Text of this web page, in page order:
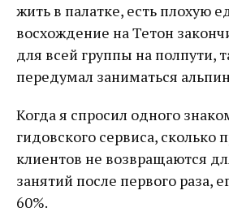
жить в палатке, есть плохую
восхождение на Тетон
для всей группы на полпути,
передумал заниматься
Когда я спросил одного
гидовского сервиса, сколько
клиентов не возвращаются
занятий после первого раза,
60%.